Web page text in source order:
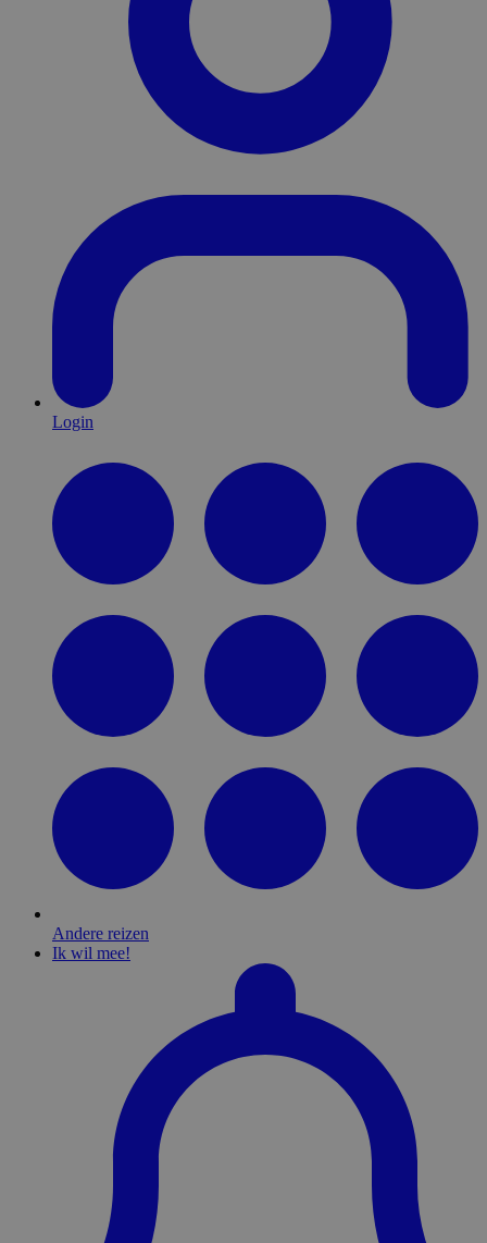
Login
Andere reizen
Ik wil mee!